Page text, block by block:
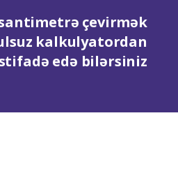
çevirmək
kalkulyatordan
edə bilərsiniz.